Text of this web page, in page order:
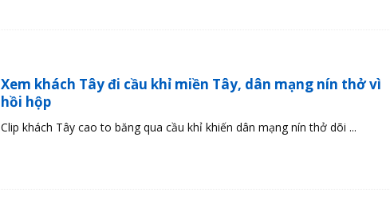
Xem khách Tây đi cầu khỉ miền Tây, dân mạng nín thở vì
hồi hộp
Clip khách Tây cao to băng qua cầu khỉ khiến dân mạng nín thở dõi ...